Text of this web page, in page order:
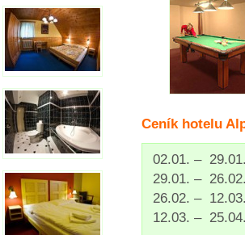
Ceník hotelu
02.01. –
29.01. –
26.02. –
12.03. –